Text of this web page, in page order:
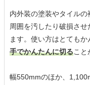
内外装の塗装やタイルの
周囲を汚したり破損さ
ます。使い方はとてもか
手でかんたんに切ること
幅550mmのほか、